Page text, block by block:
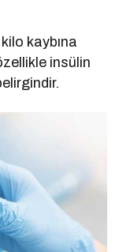
kaybına
insülin